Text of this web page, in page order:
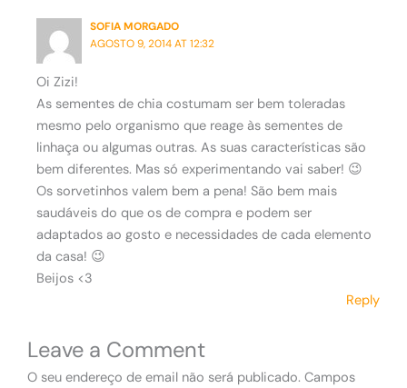
SOFIA MORGADO
AGOSTO 9, 2014 AT 12:32
Oi Zizi!
As sementes de chia costumam ser bem toleradas
mesmo pelo organismo que reage às sementes de
linhaça ou algumas outras. As suas características são
bem diferentes. Mas só experimentando vai saber! 😉
Os sorvetinhos valem bem a pena! São bem mais
saudáveis do que os de compra e podem ser
adaptados ao gosto e necessidades de cada elemento
da casa! 😉
Beijos <3
Reply
Leave a Comment
O seu endereço de email não será publicado. Campos